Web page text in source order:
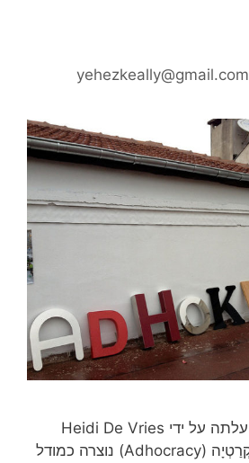
yehezkeally@gmail.com
[תמונה חופשית שהועלתה על ידי Heidi De Vries
לאתר flickr] אַד-הוֹקְרַטְיָה (Adhocracy) נוצרה כמודל